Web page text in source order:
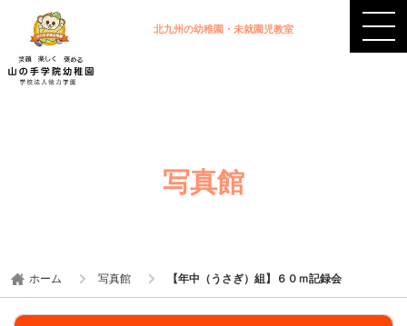
北九州の幼稚園・未就園児教室
写真館
ホーム 写真館 【年中（うさぎ）組】６０ｍ記録会